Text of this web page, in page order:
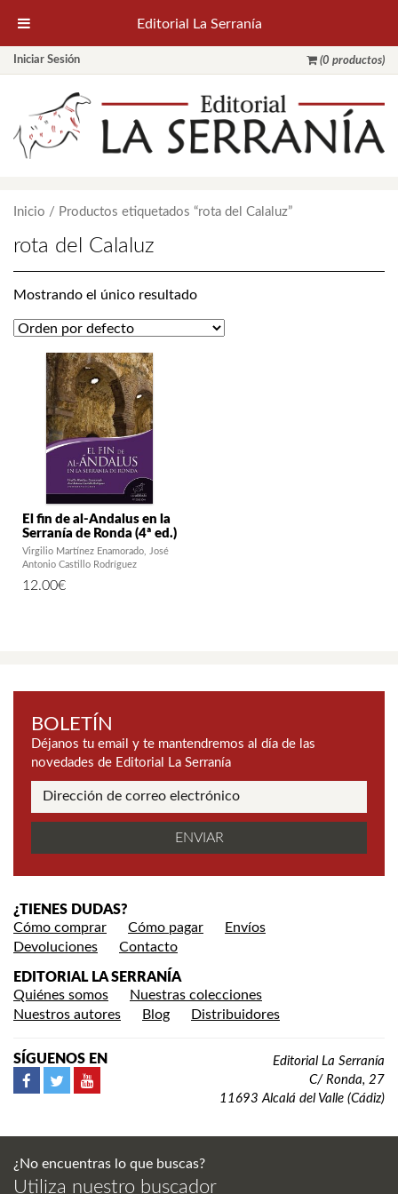
Iniciar Sesión (0 productos)
Inicio / Productos etiquetados “rota del Calaluz”
rota del Calaluz
Mostrando el único resultado
El fin de al-Ándalus en la
Serranía de Ronda (4ª ed.)
Virgilio Martínez Enamorado
José
Antonio Castillo Rodríguez
12.00€
BOLETÍN
Déjanos tu email y te mantendremos al día de las
novedades de Editorial La Serranía
¿TIENES DUDAS?
Cómo comprar
Cómo pagar
Envíos
Devoluciones
Contacto
EDITORIAL LA SERRANÍA
Quiénes somos
Nuestras colecciones
Nuestros autores
Blog Distribuidores
SÍGUENOS EN
Editorial La Serranía
C/ Ronda, 27
11693 Alcalá del Valle (Cádiz)
¿No encuentras lo que buscas?
Utiliza nuestro buscador
Editorial La Serranía